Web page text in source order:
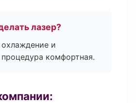
лазер?
и
процедура комфортная.